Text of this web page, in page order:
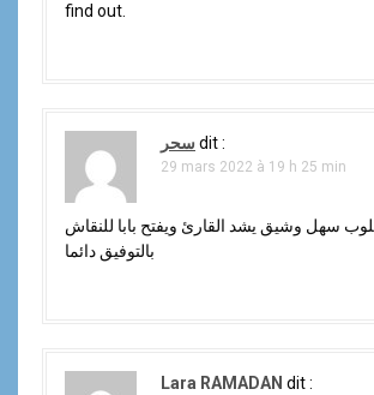
find out.
سحر dit :
29 mars 2022 à 19 h 25 min
سهل وشيق يشد القارئ ويفتح بابا للنقاش
بالتوفيق دائما
Lara RAMADAN dit :